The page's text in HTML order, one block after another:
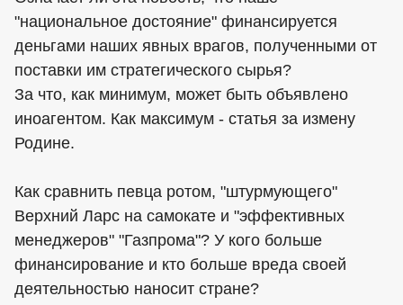
"национальное достояние" финансируется
деньгами наших явных врагов, полученными от
поставки им стратегического сырья?
За что, как минимум, может быть объявлено
иноагентом. Как максимум - статья за измену
Родине.
Как сравнить певца ротом, "штурмующего"
Верхний Ларс на самокате и "эффективных
менеджеров" "Газпрома"? У кого больше
финансирование и кто больше вреда своей
деятельностью наносит стране?